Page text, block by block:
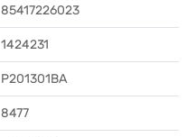
85417226023
1424231
P201301BA
8477